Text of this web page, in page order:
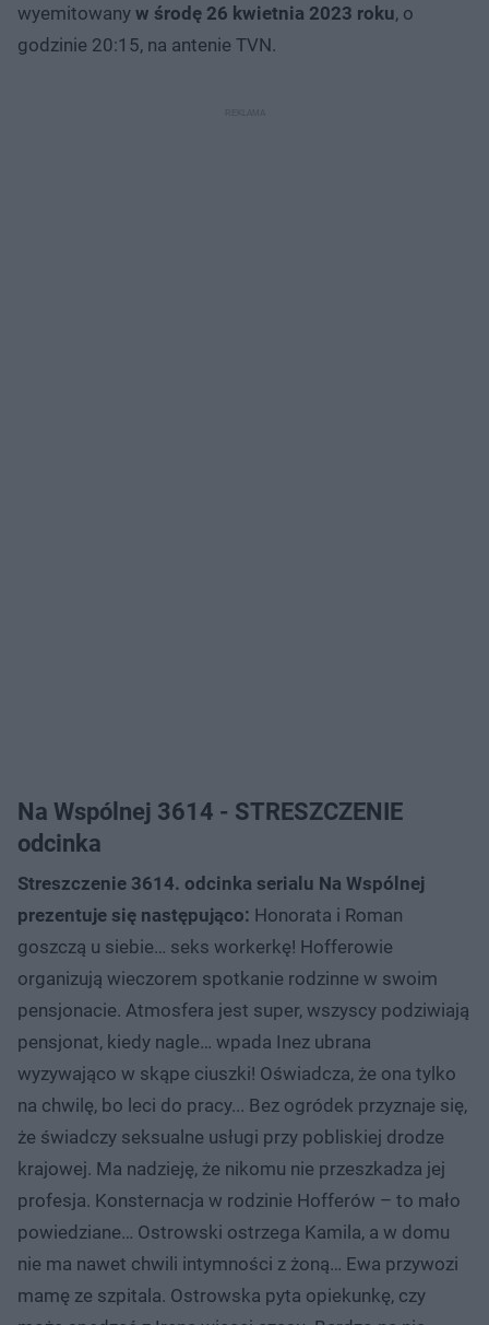
wyemitowany w środę 26 kwietnia 2023 roku, o
godzinie 20:15, na antenie TVN.
Na Wspólnej 3614 - STRESZCZENIE
odcinka
Streszczenie 3614. odcinka serialu Na Wspólnej
prezentuje się następująco: Honorata i Roman
goszczą u siebie… seks workerkę! Hofferowie
organizują wieczorem spotkanie rodzinne w swoim
pensjonacie. Atmosfera jest super, wszyscy podziwiają
pensjonat, kiedy nagle… wpada Inez ubrana
wyzywająco w skąpe ciuszki! Oświadcza, że ona tylko
na chwilę, bo leci do pracy... Bez ogródek przyznaje się,
że świadczy seksualne usługi przy pobliskiej drodze
krajowej. Ma nadzieję, że nikomu nie przeszkadza jej
profesja. Konsternacja w rodzinie Hofferów – to mało
powiedziane… Ostrowski ostrzega Kamila, a w domu
nie ma nawet chwili intymności z żoną… Ewa przywozi
mamę ze szpitala. Ostrowska pyta opiekunkę, czy